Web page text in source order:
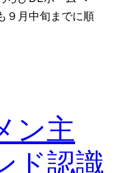
９月中旬までに順
ン主
ド認識